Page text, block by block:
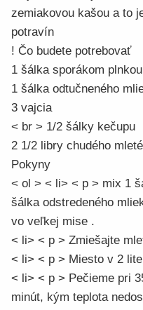
zemiakovou kašou a to
potravín
! Čo budete potrebovať
1 šálka sporákom
1 šálka odtučneného
3 vajcia
< br > 1/2 šálky kečupu
2 1/2 libry chudého
Pokyny
< ol > < li> < p > mix 1
šálka odstredeného
vo veľkej mise .
< li> < p > Zmiešajte
< li> < p > Miesto v 2
< li> < p > Pečieme pri
minút, kým teplota